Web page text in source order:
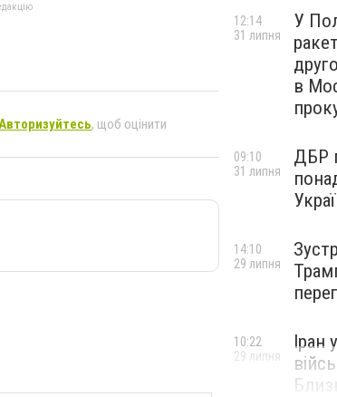
, щоб оцінити
У
в
12:14
31 липня
ДБР
09:10
31 липня
14:10
29 липня
Іран
10:22
29 липня